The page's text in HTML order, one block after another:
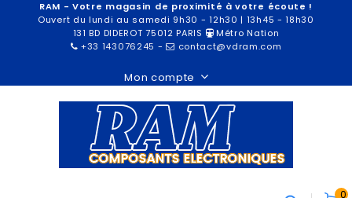
RAM - Votre magasin de proximité à votre écoute !
Ouvert du lundi au samedi 9h30 - 12h30 | 13h45 - 18h30
131 BD DIDEROT 75012 PARIS
Métro Nation
+33 143076245 - contact@vdram.com
Mon compte
0